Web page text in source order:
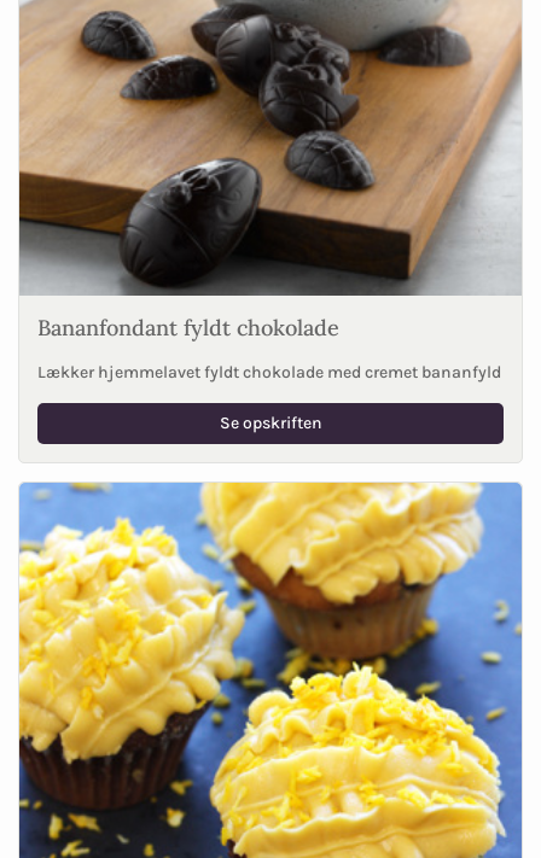
Bananfondant fyldt chokolade
Lækker hjemmelavet fyldt chokolade med cremet bananfyld
Se opskriften